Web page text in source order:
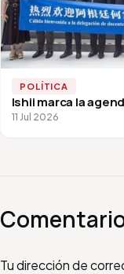
POLÍTICA
Ishii marca la
11 Jul 2026
Tu dirección de
Escribí tu comentario
Nombre
Email